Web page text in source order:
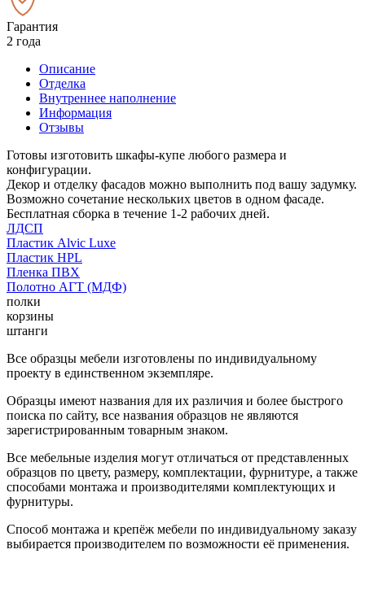
Гарантия
2 года
Описание
Отделка
Внутреннее наполнение
Информация
Отзывы
Готовы изготовить шкафы-купе любого размера и
конфигурации.
Декор и отделку фасадов можно выполнить под вашу задумку.
Возможно сочетание нескольких цветов в одном фасаде.
Бесплатная сборка в течение 1-2 рабочих дней.
ЛДСП
Пластик Alvic Luxe
Пластик HPL
Пленка ПВХ
Полотно АГТ (МДФ)
полки
корзины
штанги
Все образцы мебели изготовлены по индивидуальному
проекту в единственном экземпляре.
Образцы имеют названия для их различия и более быстрого
поиска по сайту, все названия образцов не являются
зарегистрированным товарным знаком.
Все мебельные изделия могут отличаться от представленных
образцов по цвету, размеру, комплектации, фурнитуре, а также
способами монтажа и производителями комплектующих и
фурнитуры.
Способ монтажа и крепёж мебели по индивидуальному заказу
выбирается производителем по возможности её применения.